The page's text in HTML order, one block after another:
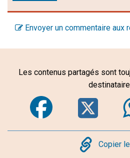
Envoyer un commentaire aux
Les contenus partagés sont
Copy
Copier